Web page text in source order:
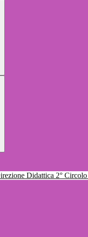
Didattica 2°